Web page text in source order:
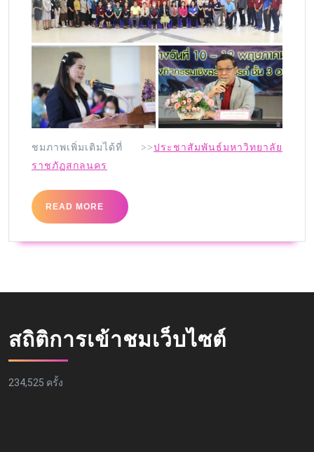
ชมภาพเพิ่มเติมได้ที่ >>ประชาสัมพันธ์มหาวิทยาลัย
ราชภัฏสกลนคร
READ MORE
สถิติการเข้าชมเว็บไซต์
234,525 ครั้ง